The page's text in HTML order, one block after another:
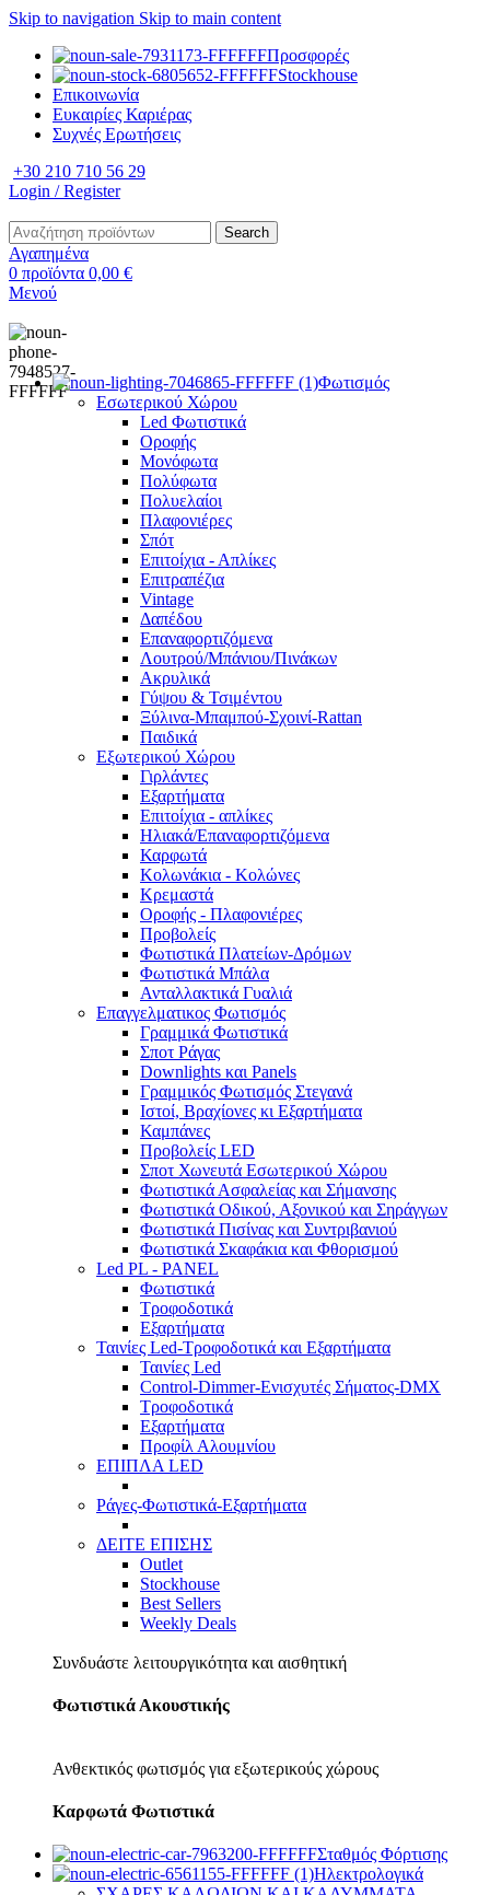
Skip to navigation Skip to main content
Προσφορές
Stockhouse
Επικοινωνία
Ευκαιρίες Καριέρας
Συχνές Ερωτήσεις
+30 210 710 56 29
Login / Register
Search
Αγαπημένα
0 προϊόντα 0,00 €
Μενού
Φωτισμός
Εσωτερικού Χώρου
Led Φωτιστικά
Οροφής
Μονόφωτα
Πολύφωτα
Πολυελαίοι
Πλαφονιέρες
Σπότ
Επιτοίχια - Απλίκες
Επιτραπέζια
Vintage
Δαπέδου
Επαναφορτιζόμενα
Λουτρού/Μπάνιου/Πινάκων
Ακρυλικά
Γύψου & Τσιμέντου
Ξύλινα-Μπαμπού-Σχοινί-Rattan
Παιδικά
Εξωτερικού Χώρου
Γιρλάντες
Εξαρτήματα
Επιτοίχια - απλίκες
Ηλιακά/Επαναφορτιζόμενα
Καρφωτά
Κολωνάκια - Κολώνες
Κρεμαστά
Οροφής - Πλαφονιέρες
Προβολείς
Φωτιστικά Πλατείων-Δρόμων
Φωτιστικά Μπάλα
Ανταλλακτικά Γυαλιά
Επαγγελματικος Φωτισμός
Γραμμικά Φωτιστικά
Σποτ Ράγας
Downlights και Panels
Γραμμικός Φωτισμός Στεγανά
Ιστοί, Βραχίονες κι Εξαρτήματα
Καμπάνες
Προβολείς LED
Σποτ Χωνευτά Εσωτερικού Χώρου
Φωτιστικά Ασφαλείας και Σήμανσης
Φωτιστικά Οδικού, Αξονικού και Σηράγγων
Φωτιστικά Πισίνας και Συντριβανιού
Φωτιστικά Σκαφάκια και Φθορισμού
Led PL - PANEL
Φωτιστικά
Τροφοδοτικά
Εξαρτήματα
Ταινίες Led-Τροφοδοτικά και Εξαρτήματα
Ταινίες Led
Control-Dimmer-Ενισχυτές Σήματος-DMX
Τροφοδοτικά
Εξαρτήματα
Προφίλ Αλουμνίου
ΕΠΙΠΛΑ LED
Ράγες-Φωτιστικά-Εξαρτήματα
ΔΕΙΤΕ ΕΠΙΣΗΣ
Outlet
Stockhouse
Best Sellers
Weekly Deals
Συνδυάστε λειτουργικότητα και αισθητική
Φωτιστικά Ακουστικής
Ανθεκτικός φωτισμός για εξωτερικούς χώρους
Καρφωτά Φωτιστικά
Σταθμός Φόρτισης
Ηλεκτρολογικά